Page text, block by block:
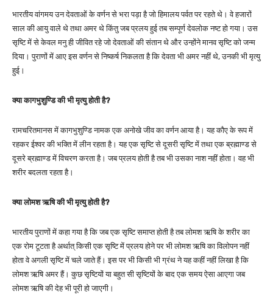
भारतीय वांगमय उन देवताओं के वर्णन से भरा पड़ा है जो हिमालय पर्वत पर रहते थे। वे हजारों
साल की आयु वाले थे तथा अमर थे किंतु जब प्रलय हुई तब सम्पूर्ण देवलोक नष्ट हो गया। उस
सृष्टि में से केवल मनु ही जीवित रहे जो देवताओं की संतान थे और उन्होंने मानव सृष्टि को जन्म
दिया। पुराणों में आए इस वर्णन से निष्कर्ष निकलता है कि देवता भी अमर नहीं थे, उनकी भी मृत्यु
हुई।
क्या कागभुशुण्डि की भी मृत्यु होती है?
रामचरितमानस में कागभुशुण्डि नामक एक अनोखे जीव का वर्णन आया है। यह कौए के रूप में
रहकर ईश्वर की भक्ति में लीन रहता है। यह एक सृष्टि से दूसरी सृष्टि में तथा एक ब्रह्माण्ड से
दूसरे ब्रह्माण्ड में विचरण करता है। जब प्रलय होती है तब भी उसका नाश नहीं होता। वह भी
शरीर बदलता रहता है।
क्या लोमश ऋषि की भी मृत्यु होती है?
भारतीय पुराणों में कहा गया है कि जब एक सृष्टि समाप्त होती है तब लोमश ऋषि के शरीर का
एक रोम टूटता है अर्थात् किसी एक सृष्टि में प्रलय होने पर भी लोमश ऋषि का विलोपन नहीं
होता वे अगली सृष्टि में चले जाते हैं। इस पर भी किसी भी ग्रंथ ने यह कहीं नहीं लिखा है कि
लोमश ऋषि अमर हैं। कुछ सृष्टियों या बहुत सी सृष्टियों के बाद एक समय ऐसा आएगा जब
लोमश ऋषि की देह भी पूरी हो जाएगी।